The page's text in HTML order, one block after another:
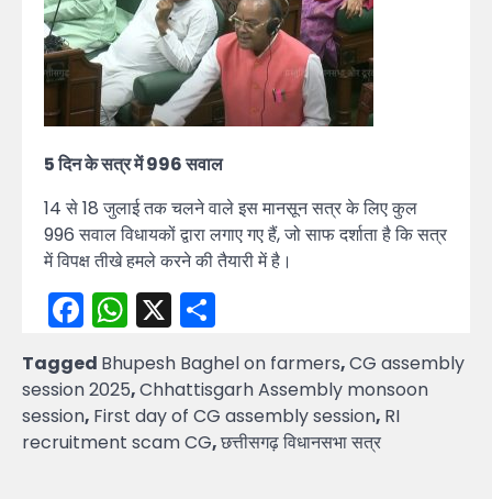
5 दिन के सत्र में 996 सवाल
14 से 18 जुलाई तक चलने वाले इस मानसून सत्र के लिए कुल
996 सवाल विधायकों द्वारा लगाए गए हैं, जो साफ दर्शाता है कि सत्र
में विपक्ष तीखे हमले करने की तैयारी में है।
Facebook
WhatsApp
X
Tagged Bhupesh Baghel on farmers,CG assembly
session 2025,Chhattisgarh Assembly monsoon
session, First day of CG assembly session, RI
recruitment scam CG,छत्तीसगढ़ विधानसभा सत्र